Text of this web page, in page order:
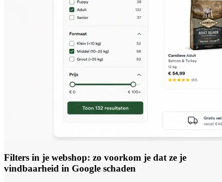
Filters in je webshop: zo voorkom je dat ze je
vindbaarheid in Google schaden